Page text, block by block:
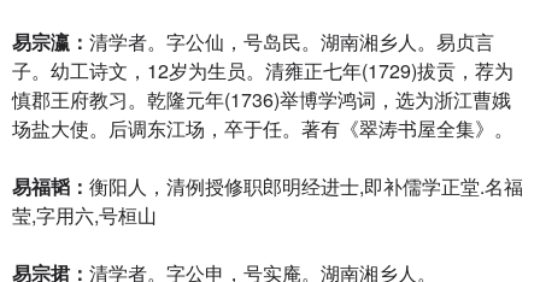
易宗瀛： 清学者。字公仙，号岛民。湖南湘乡人。易贞言
子。幼工诗文，12岁为生员。清雍正七年(1729)拔贡，荐为
慎郡王府教习。乾隆元年(1736)举博学鸿词，选为浙江曹娥
场盐大使。后调东江场，卒于任。著有《翠涛书屋全集》。
易福韬： 衡阳人，清例授修职郎明经进士,即补儒学正堂.名福
莹,字用六,号桓山
易宗捃： 清学者。字公申，号实庵。湖南湘乡人。